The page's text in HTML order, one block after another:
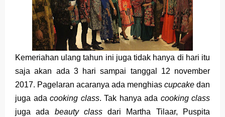
Kemeriahan ulang tahun ini juga tidak hanya di hari itu
saja akan ada 3 hari sampai tanggal 12 november
2017. Pagelaran acaranya ada menghias cupcake dan
juga ada cooking class. Tak hanya ada cooking class
juga ada beauty classdari Martha Tilaar, Puspita